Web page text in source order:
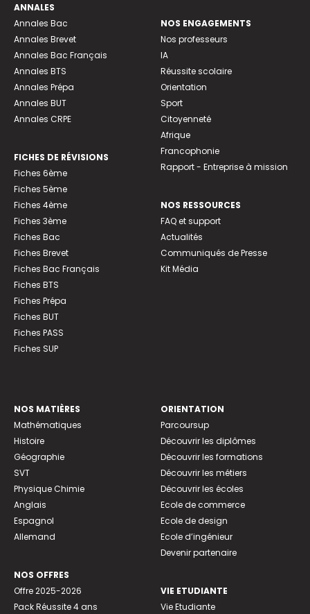
ANNALES
Annales Bac
Annales Brevet
Annales Bac Français
Annales BTS
Annales Prépa
Annales BUT
Annales CRPE
FICHES DE RÉVISIONS
Fiches 6ème
Fiches 5ème
Fiches 4ème
Fiches 3ème
Fiches Bac
Fiches Brevet
Fiches Bac Français
Fiches BTS
Fiches Prépa
Fiches BUT
Fiches PASS
Fiches SUP
NOS ENGAGEMENTS
Nos professeurs
IA
Réussite scolaire
Orientation
Sport
Citoyenneté
Afrique
Francophonie
Rapport - Entreprise à mission
NOS RESSOURCES
FAQ et support
Actualités
Communiqués de Presse
Kit Média
NOS MATIÈRES
Mathématiques
Histoire
Géographie
SVT
Physique Chimie
Anglais
Espagnol
Allemand
NOS OFFRES
Offre 2025-2026
Pack Réussite 4 ans
ORIENTATION
Parcoursup
Découvrir les diplômes
Découvrir les formations
Découvrir les métiers
Découvrir les écoles
Ecole de commerce
Ecole de design
Ecole d’ingénieur
Devenir partenaire
VIE ETUDIANTE
Vie Etudiante